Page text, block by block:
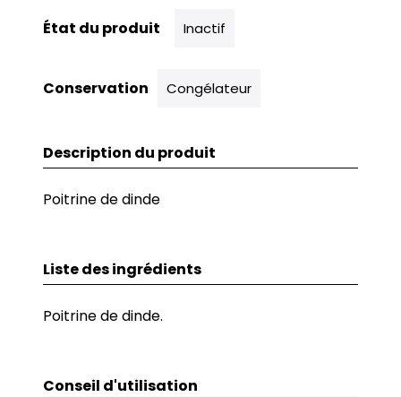
État du produit Inactif
Conservation Congélateur
Description du produit
Poitrine de dinde
Liste des ingrédients
Poitrine de dinde.
Conseil d'utilisation